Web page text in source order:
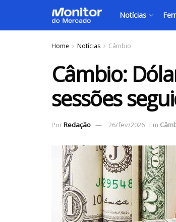
Notícias
Home Notícias Câmbio
Câmbio:
sessões
PorRedação 26/fev/2026 Em